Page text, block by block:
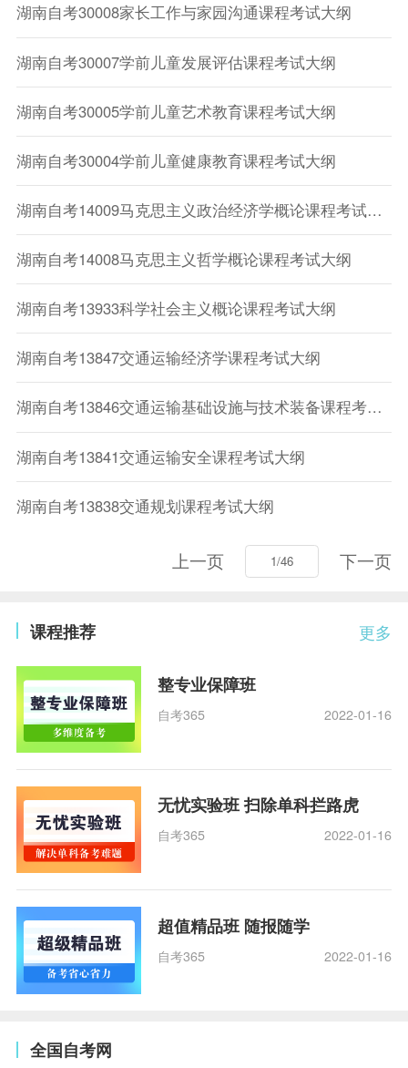
湖南自考30008家长工作与家园沟通课程考试大纲
湖南自考30007学前儿童发展评估课程考试大纲
湖南自考30005学前儿童艺术教育课程考试大纲
湖南自考30004学前儿童健康教育课程考试大纲
湖南自考14009马克思主义政治经济学概论课程考试大纲
湖南自考14008马克思主义哲学概论课程考试大纲
湖南自考13933科学社会主义概论课程考试大纲
湖南自考13847交通运输经济学课程考试大纲
湖南自考13846交通运输基础设施与技术装备课程考试大纲
湖南自考13841交通运输安全课程考试大纲
湖南自考13838交通规划课程考试大纲
上一页 下一页
更多
课程推荐
整专业保障班
自考365 2022-01-16
无忧实验班 扫除单科拦路虎
自考365 2022-01-16
超值精品班 随报随学
自考365 2022-01-16
全国自考网